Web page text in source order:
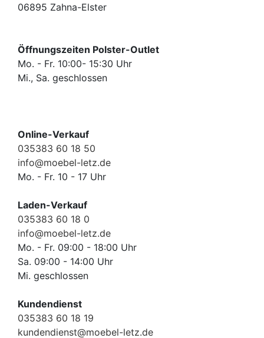
06895 Zahna-Elster
Öffnungszeiten Polster-Outlet
Mo. - Fr. 10:00- 15:30 Uhr
Mi., Sa. geschlossen
Online-Verkauf
035383 60 18 50
info@moebel-letz.de
Mo. - Fr. 10 - 17 Uhr
Laden-Verkauf
035383 60 18 0
info@moebel-letz.de
Mo. - Fr. 09:00 - 18:00 Uhr
Sa. 09:00 - 14:00 Uhr
Mi. geschlossen
Kundendienst
035383 60 18 19
kundendienst@moebel-letz.de
Badezimmer-
Sets
&
Unterschränke
Badspiegel
Spiegelschränke
Badschränke